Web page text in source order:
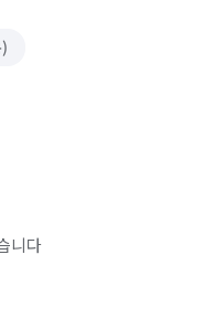
니다